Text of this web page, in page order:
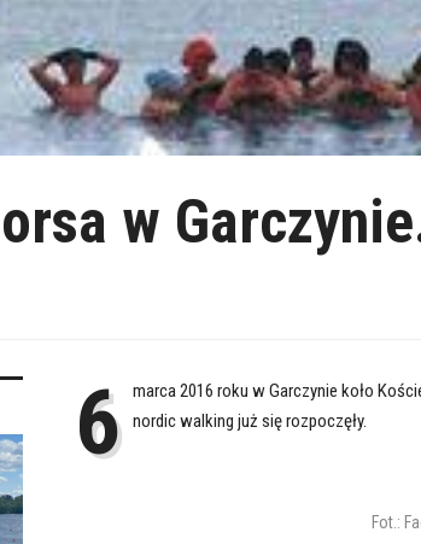
w
6 marca 2016 roku w Garczynie koło
nordic walking już się rozpoczęły.
Fot.: